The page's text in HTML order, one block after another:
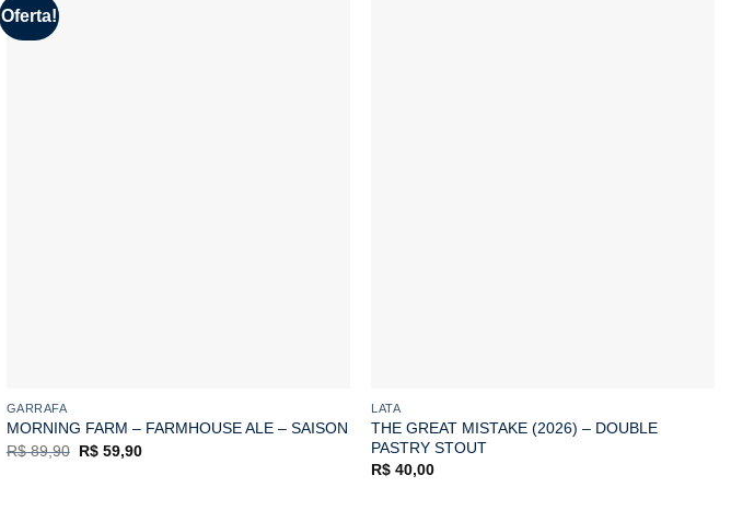
Oferta!
GARRAFA
MORNING FARM – FARMHOUSE ALE – SAISON
R$89,90 O
R$ 59,90O
LATA
THE GREAT MISTAKE (2026) – DOUBLE
PASTRY STOUT
R$ 40,00